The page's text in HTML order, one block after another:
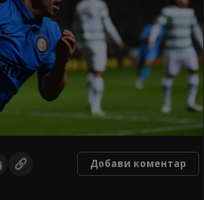
Добави коментар